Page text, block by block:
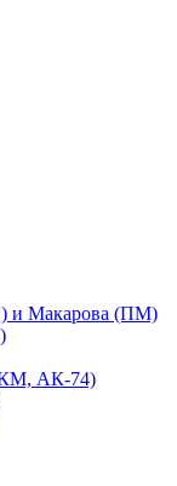
и Макарова (ПМ)
АК-74)